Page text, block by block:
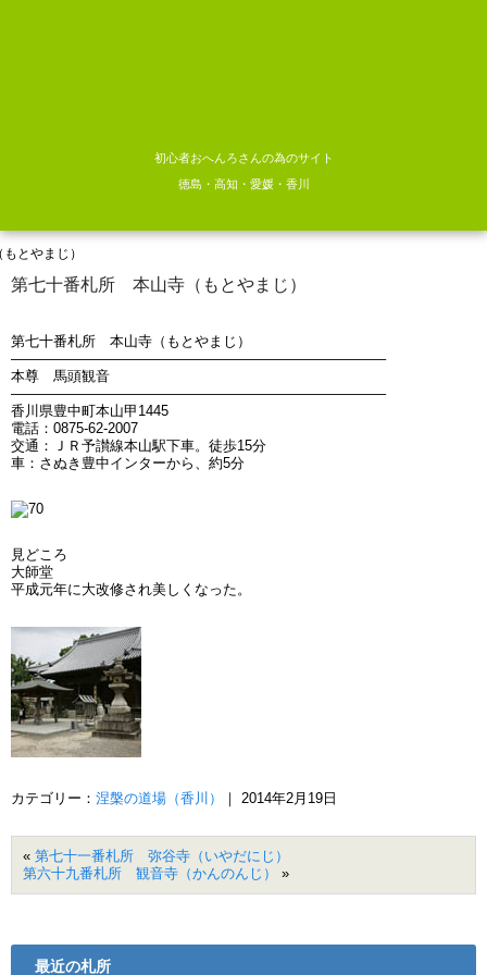
初心者おへんろさんの為のサイト
徳島・高知・愛媛・香川
とやまじ）
第七十番札所 本山寺（もとやまじ）
第七十番札所 本山寺（もとやまじ）
——————————————————————————–
本尊 馬頭観音
——————————————————————————–
香川県豊中町本山甲1445
電話：0875-62-2007
交通：ＪＲ予讃線本山駅下車。徒歩15分
車：さぬき豊中インターから、約5分
見どころ
大師堂
平成元年に大改修され美しくなった。
カテゴリー： 涅槃の道場（香川） ｜ 2014年2月19日
« 第七十一番札所 弥谷寺（いやだにじ）
第六十九番札所 観音寺（かんのんじ）
»
最近の札所